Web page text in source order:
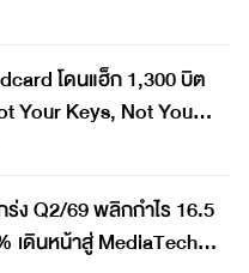
โดนแฮ็ก 1,300 บิต
ง Q2/69 พลิกกำไร 16.5
เดินหน้าสู่ MediaTech